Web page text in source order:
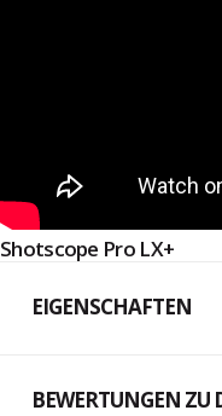
Shotscope Pro LX+
EIGENSCHAFTEN
BEWERTUNGEN ZU